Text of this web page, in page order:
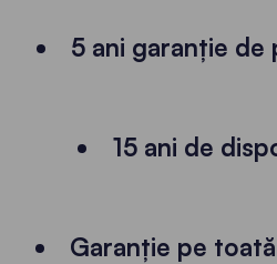
5 ani garanție
15 ani de
Garanție pe